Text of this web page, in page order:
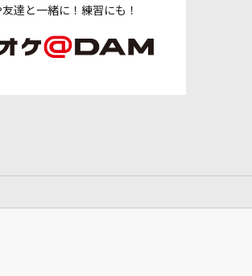
達と一緒に！練習にも！